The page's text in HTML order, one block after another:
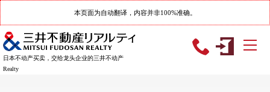
本页面为自动翻译，内容并非100%准确。
日本不动产买卖，交给龙头企业的三井不动产
Realty